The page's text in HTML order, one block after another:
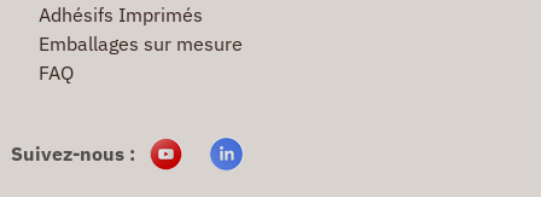
Adhésifs Imprimés
Emballages sur mesure
FAQ
Suivez-nous :